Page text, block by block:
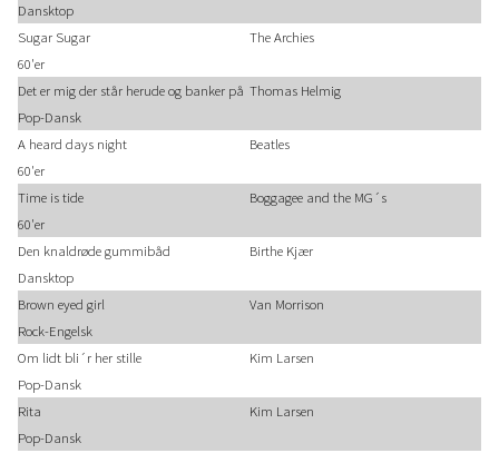
Dansktop
Sugar Sugar
The Archies
60'er
Det er mig der står herude og banker på Thomas Helmig
Pop-Dansk
A heard days night
Beatles
60'er
Time is tide
Boggagee and the MG´s
60'er
Den knaldrøde gummibåd
Birthe Kjær
Dansktop
Brown eyed girl
Van Morrison
Rock-Engelsk
Om lidt bli´r her stille
Kim Larsen
Pop-Dansk
Rita
Kim Larsen
Pop-Dansk